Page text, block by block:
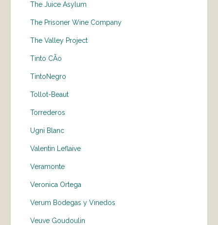
The Juice Asylum
The Prisoner Wine Company
The Valley Project
Tinto CÃo
TintoNegro
Tollot-Beaut
Torrederos
Ugni Blanc
Valentin Leflaive
Veramonte
Veronica Ortega
Verum Bodegas y Vinedos
Veuve Goudoulin